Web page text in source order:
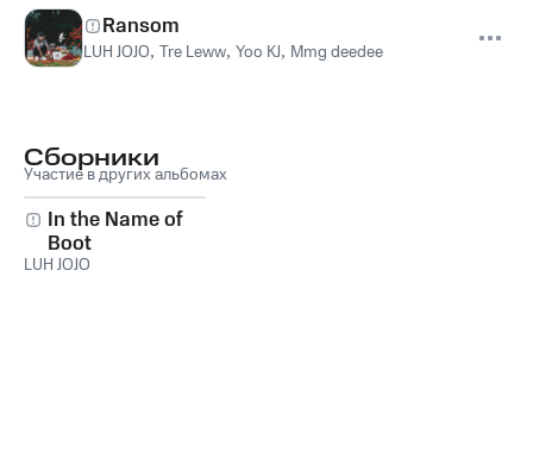
Ransom
LUH JOJO, Tre Leww, Yoo KJ, Mmg deedee
Сборники
Участие в других альбомах
In the Name of
Boot
LUH JOJO